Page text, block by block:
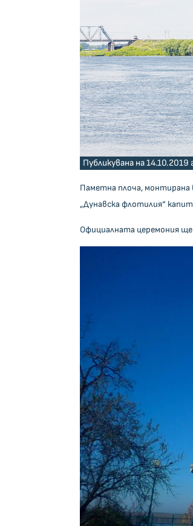
Публикувана на 14.10.2019
Паметна плоча, монтирана
„Дунавска флотилия“
Официалната церемония